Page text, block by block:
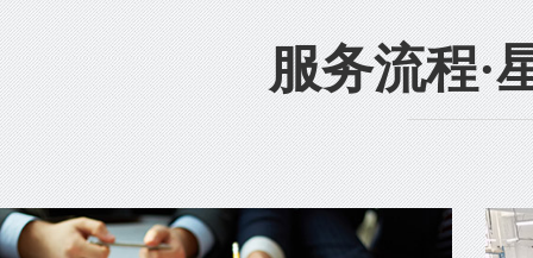
服务流程·